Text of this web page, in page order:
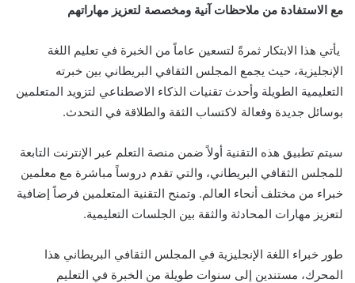
مع الاستفادة من ملاحظات آنية ومخصصة لتعزيز مهاراتهم
يأتي هذا الابتكار ثمرةً لتسعين عاماً من الخبرة في تعليم اللغة
الإنجليزية، حيث يجمع المجلس الثقافي البريطاني بين خبرته
التعليمية الطويلة وأحدث تقنيات الذكاء الاصطناعي لتزويد المتعلمين
بوسائل جديدة وفعالة لاكتساب الثقة والطلاقة في التحدث.
سيتم تطبيق هذه التقنية أولاً ضمن منصة التعلم عبر الإنترنت التابعة
للمجلس الثقافي البريطاني، والتي تقدم دروساً مباشرة مع معلمين
خبراء من مختلف أنحاء العالم. وتمنح التقنية المتعلمين فرصاً إضافية
لتعزيز مهارات المحادثة والثقة بين الجلسات التعليمية.
طور خبراء اللغة الإنجليزية في المجلس الثقافي البريطاني هذا
المحرك، مستندين إلى سنوات طويلة من الخبرة في التعليم